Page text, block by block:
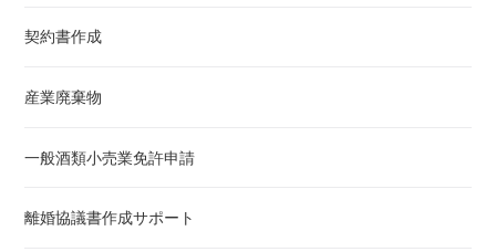
契約書作成
産業廃棄物
一般酒類小売業免許申請
離婚協議書作成サポート